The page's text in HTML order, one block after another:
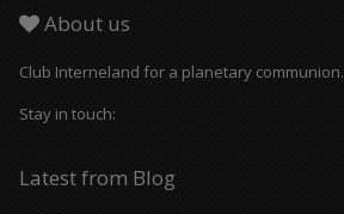
About us
Club Interneland for a planetary communion.
Stay in touch:
Latest from Blog